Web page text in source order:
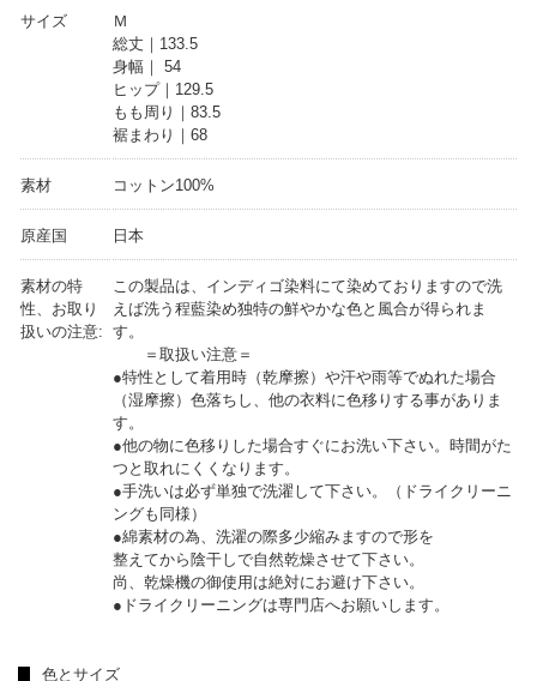
サイズ
Ｍ
総丈｜133.5
身幅｜ 54
ヒップ｜129.5
もも周り｜83.5
裾まわり｜68
素材 コットン100%
原産国 日本
素材の特
性、お取り
扱いの注意:
この製品は、インディゴ染料にて染めておりますので洗
えば洗う程藍染め独特の鮮やかな色と風合が得られま
す。
＝取扱い注意＝
●特性として着用時（乾摩擦）や汗や雨等でぬれた場合
（湿摩擦）色落ちし、他の衣料に色移りする事がありま
す。
●他の物に色移りした場合すぐにお洗い下さい。時間がた
つと取れにくくなります。
●手洗いは必ず単独で洗濯して下さい。（ドライクリーニ
ングも同様）
●綿素材の為、洗濯の際多少縮みますので形を
整えてから陰干しで自然乾燥させて下さい。
尚、乾燥機の御使用は絶対にお避け下さい。
●ドライクリーニングは専門店へお願いします。
色とサイズ